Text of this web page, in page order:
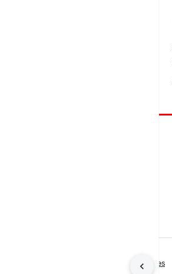
Manage cookies